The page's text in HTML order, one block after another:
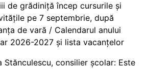
de grădiniță încep cursurile și
pe 7 septembrie, după
de vară / Calendarul anului
2026-2027 și lista vacanțelor
Stănculescu, consilier școlar: Este